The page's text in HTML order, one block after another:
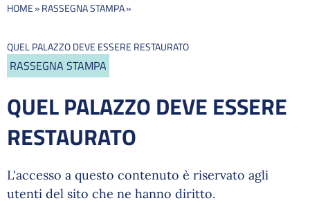
HOME»RASSEGNA STAMPA»
QUEL PALAZZO DEVE ESSERE RESTAURATO
RASSEGNA STAMPA
QUEL PALAZZO DEVE ESSERE
RESTAURATO
L'accesso a questo contenuto è riservato agli
utenti del sito che ne hanno diritto.